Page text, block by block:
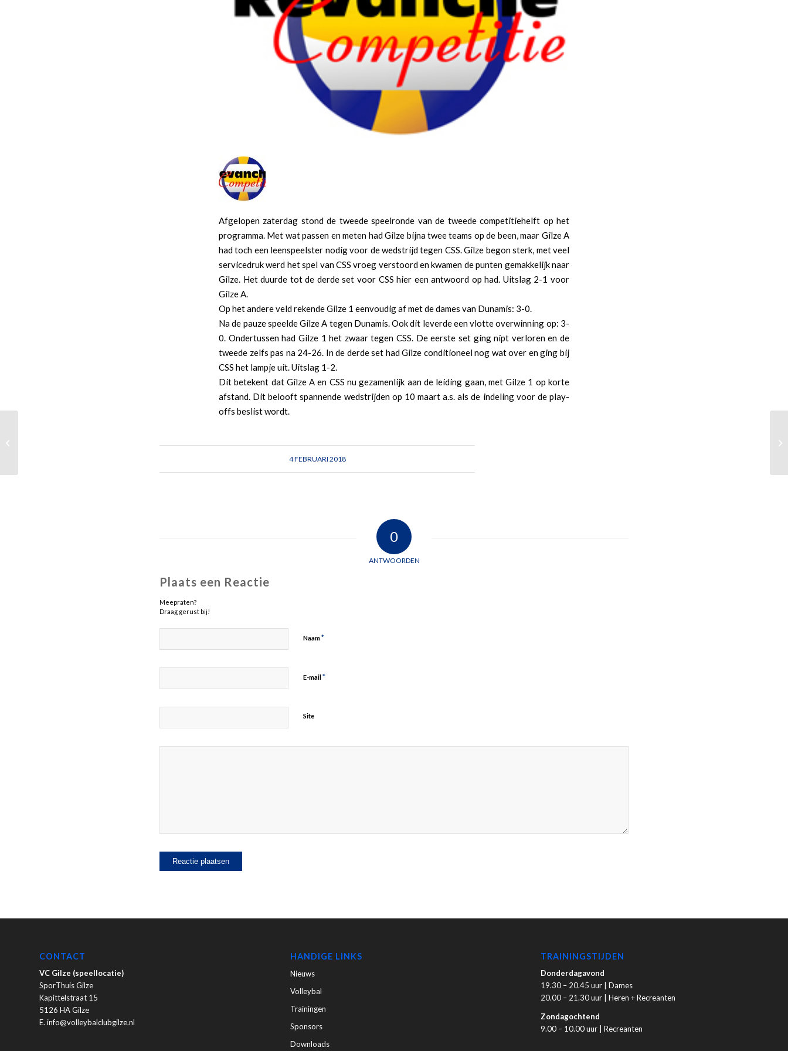
Afgelopen zaterdag stond de tweede speelronde van de tweede competitiehelft op het
programma. Met wat passen en meten had Gilze bijna twee teams op de been, maar Gilze A
had toch een leenspeelster nodig voor de wedstrijd tegen CSS. Gilze begon sterk, met veel
servicedruk werd het spel van CSS vroeg verstoord en kwamen de punten gemakkelijk naar
Gilze. Het duurde tot de derde set voor CSS hier een antwoord op had. Uitslag 2-1 voor
Gilze A.
Op het andere veld rekende Gilze 1 eenvoudig af met de dames van Dunamis: 3-0.
Na de pauze speelde Gilze A tegen Dunamis. Ook dit leverde een vlotte overwinning op: 3-
0. Ondertussen had Gilze 1 het zwaar tegen CSS. De eerste set ging nipt verloren en de
tweede zelfs pas na 24-26. In de derde set had Gilze conditioneel nog wat over en ging bij
CSS het lampje uit. Uitslag 1-2.
Dit betekent dat Gilze A en CSS nu gezamenlijk aan de leiding gaan, met Gilze 1 op korte
afstand. Dit belooft spannende wedstrijden op 10 maart a.s. als de indeling voor de play-
offs beslist wordt.
4 FEBRUARI 2018
0
ANTWOORDEN
Plaats een Reactie
Meepraten?
Draag gerust bij!
Naam*
E-mail *
Site
CONTACT
VC Gilze (speellocatie)
SporThuis Gilze
Kapittelstraat 15
5126 HA Gilze
E. info@volleybalclubgilze.nl
HANDIGE LINKS
Nieuws
Volleybal
Trainingen
Sponsors
Downloads
TRAININGSTIJDEN
Donderdagavond
19.30 – 20.45 uur | Dames
20.00 – 21.30 uur | Heren + Recreanten
Zondagochtend
9.00 – 10.00 uur | Recreanten